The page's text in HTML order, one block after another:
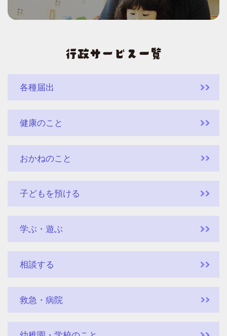
各種届出
健康のこと
おかねのこと
子どもを預ける
学ぶ・遊ぶ
相談する
救急・病院